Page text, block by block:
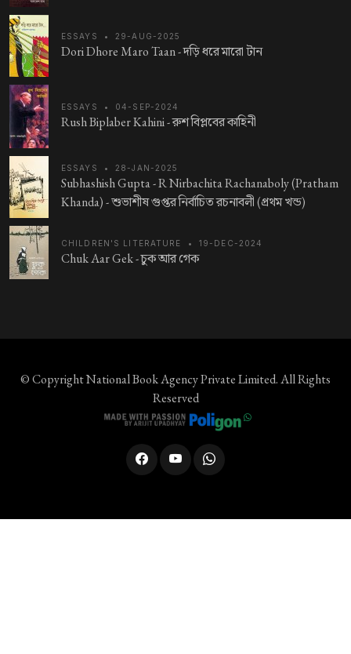
ESSAYS • 29-AUG-2025
Dori Dhore Maro Taan -দড়ি ধরে মারো টান
ESSAYS • 04-SEP-2024
Rush Biplaber Kahini -রুশ বিপ্লবের কাহিনী
ESSAYS • 28-JAN-2025
Subhashish Gupta - R Nirbachita Rachanaboly (Pratham
Khanda) -শুভাশীষ গুপ্তর নির্বাচিত রচনাবলী (প্রথম খন্ড)
CHILDREN'S LITERATURE • 19-DEC-2024
Chuk Aar Gek -চুক আর গেক
© CopyrightNational Book Agency Private Limited. All Rights
Reserved